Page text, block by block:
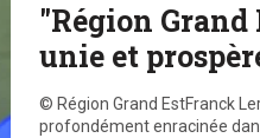
"Région
unie et
© Région Grand EstFranck
profondément enracinée